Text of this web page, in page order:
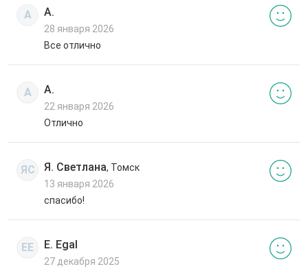
А А.
28 января 2026
Все отлично
А А.
22 января 2026
Отлично
ЯС Я. Светлана, Томск
13 января 2026
спасибо!
EE E. Egal
27 декабря 2025